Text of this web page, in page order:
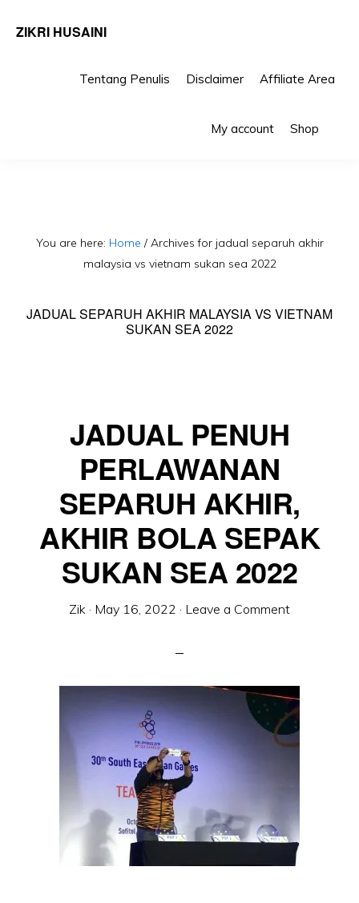
ZIKRI HUSAINI
Tentang Penulis Disclaimer Affiliate Area
My account Shop
You are here: Home /Archives for jadual separuh akhir
malaysia vs vietnam sukan sea 2022
JADUAL SEPARUH AKHIR MALAYSIA VS VIETNAM
SUKAN SEA 2022
JADUAL PENUH
PERLAWANAN
SEPARUH AKHIR,
AKHIR BOLA SEPAK
SUKAN SEA 2022
Zik · May 16, 2022 · Leave a Comment